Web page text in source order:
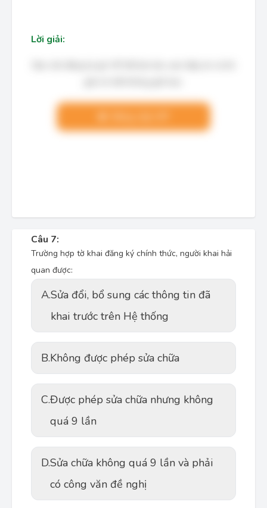
Lời giải:
Câu 7:
Trường hợp tờ khai đăng ký chính thức, người khai hải
quan được:
A.Sửa đổi, bổ sung các thông tin đã
khai trước trên Hệ thống
B.Không được phép sửa chữa
C.Được phép sửa chữa nhưng không
quá 9 lần
D.Sửa chữa không quá 9 lần và phải
có công văn đề nghị